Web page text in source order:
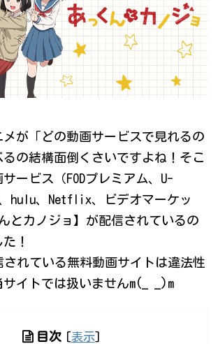
が「どの動画サービスで見れるの
の結構面倒くさいですよね！そこ
ービス（FODプレミアム、U-
、hulu、Netflix、ビデオマーケッ
とカノジョ】が配信されているの
！
れている無料動画サイトは違法性
イトでは扱いませんm(_ _)m
目次 [表示]